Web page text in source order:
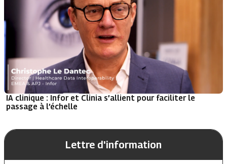
IA clinique : Infor et Clinia s’allient pour faciliter le
passage à l’échelle
Lettre d'information